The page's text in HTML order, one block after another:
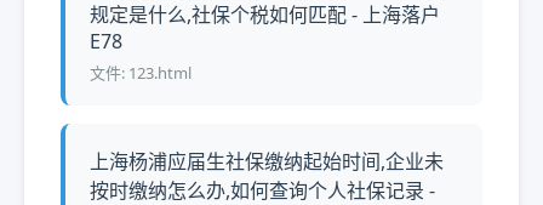
规定是什么,社保个税如何匹配 - 上海落户
E78
文件: 123.html
上海杨浦应届生社保缴纳起始时间,企业未
按时缴纳怎么办,如何查询个人社保记录 -